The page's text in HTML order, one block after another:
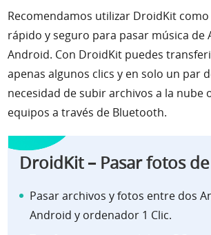
Recomendamos utilizar DroidKit
rápido y seguro para pasar música de
Android. Con DroidKit puedes
apenas algunos clics y en solo un par
necesidad de subir archivos a la nube
equipos a través de Bluetooth.
DroidKit – Pasar fotos
Pasar archivos y fotos entre dos
Android y ordenador 1 Clic.